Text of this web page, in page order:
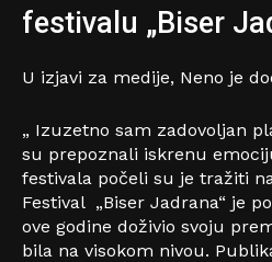
festivalu „Biser
U izjavi za medije, Neno je
„ Izuzetno sam zadovoljan
su prepoznali iskrenu
festivala počeli su je tražiti
Festival „Biser Jadrana“ je
ove godine doživio svoju
bila na visokom nivou.